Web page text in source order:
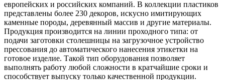
европейских и российских компаний. В коллекции пластиков
представлены более 230 декоров, искусно имитирующих
каменные породы, деревянный массив и другие материалы.
Продукция производится на линии проходного типа: от
подачи заготовки столешницы на загрузочное устройство
прессования до автоматического нанесения этикетки на
готовое изделие. Такой тип оборудования позволяет
выполнять работу любой сложности в кратчайшие сроки и
способствует выпуску только качественной продукции.